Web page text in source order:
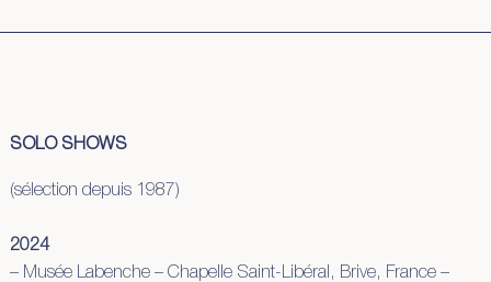
SOLO SHOWS
(sélection depuis 1987)
2024
– Musée Labenche – Chapelle Saint-Libéral, Brive, France –